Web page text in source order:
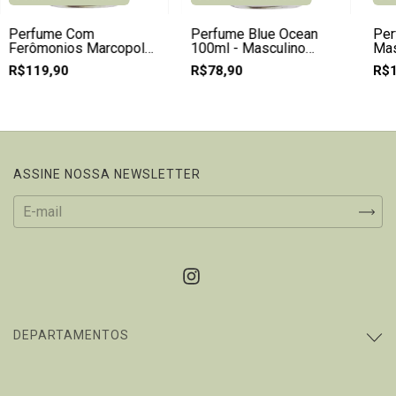
Perfume Com
Ferômonios Marcopolo
100ml - Masculino
R$119,90
Perfume Blue Ocean
100ml - Masculino
Aquático Refrescante
R$78,90
ASSINE NOSSA NEWSLETTER
DEPARTAMENTOS